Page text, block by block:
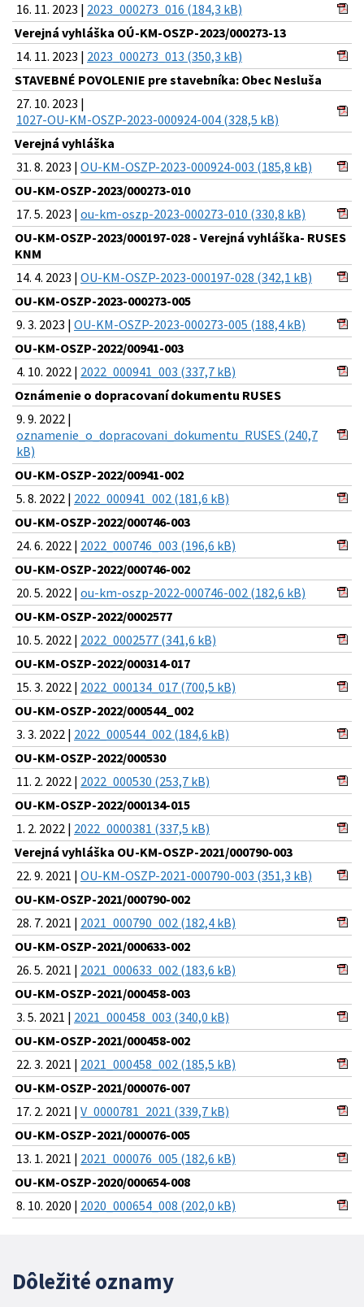
16. 11. 2023 | 2023_000273_016 (184,3 kB)
Verejná vyhláška OÚ-KM-OSZP-2023/000273-13
14. 11. 2023 | 2023_000273_013 (350,3 kB)
STAVEBNÉ POVOLENIE pre stavebníka: Obec Nesluša
27. 10. 2023 |
1027-OU-KM-OSZP-2023-000924-004 (328,5 kB)
Verejná vyhláška
31. 8. 2023 | OU-KM-OSZP-2023-000924-003 (185,8 kB)
OU-KM-OSZP-2023/000273-010
17. 5. 2023 | ou-km-oszp-2023-000273-010 (330,8 kB)
OU-KM-OSZP-2023/000197-028 - Verejná vyhláška- RUSES
KNM
14. 4. 2023 | OU-KM-OSZP-2023-000197-028 (342,1 kB)
OU-KM-OSZP-2023-000273-005
9. 3. 2023 | OU-KM-OSZP-2023-000273-005 (188,4 kB)
OU-KM-OSZP-2022/00941-003
4. 10. 2022 | 2022_000941_003 (337,7 kB)
Oznámenie o dopracovaní dokumentu RUSES
9. 9. 2022 |
oznamenie_o_dopracovani_dokumentu_RUSES (240,7
kB)
OU-KM-OSZP-2022/00941-002
5. 8. 2022 | 2022_000941_002 (181,6 kB)
OU-KM-OSZP-2022/000746-003
24. 6. 2022 | 2022_000746_003 (196,6 kB)
OU-KM-OSZP-2022/000746-002
20. 5. 2022 | ou-km-oszp-2022-000746-002 (182,6 kB)
OU-KM-OSZP-2022/0002577
10. 5. 2022 | 2022_0002577 (341,6 kB)
OU-KM-OSZP-2022/000314-017
15. 3. 2022 | 2022_000134_017 (700,5 kB)
OU-KM-OSZP-2022/000544_002
3. 3. 2022 | 2022_000544_002 (184,6 kB)
OU-KM-OSZP-2022/000530
11. 2. 2022 | 2022_000530 (253,7 kB)
OU-KM-OSZP-2022/000134-015
1. 2. 2022 | 2022_0000381 (337,5 kB)
Verejná vyhláška OU-KM-OSZP-2021/000790-003
22. 9. 2021 | OU-KM-OSZP-2021-000790-003 (351,3 kB)
OU-KM-OSZP-2021/000790-002
28. 7. 2021 | 2021_000790_002 (182,4 kB)
OU-KM-OSZP-2021/000633-002
26. 5. 2021 | 2021_000633_002 (183,6 kB)
OU-KM-OSZP-2021/000458-003
3. 5. 2021 | 2021_000458_003 (340,0 kB)
OU-KM-OSZP-2021/000458-002
22. 3. 2021 | 2021_000458_002 (185,5 kB)
OU-KM-OSZP-2021/000076-007
17. 2. 2021 | V_0000781_2021 (339,7 kB)
OU-KM-OSZP-2021/000076-005
13. 1. 2021 | 2021_000076_005 (182,6 kB)
OU-KM-OSZP-2020/000654-008
8. 10. 2020 | 2020_000654_008 (202,0 kB)
Dôležité oznamy